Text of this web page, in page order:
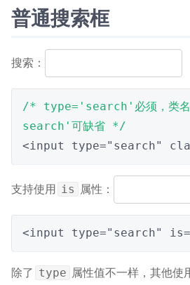
普通搜索框
搜索：
/* type='search'必须，类
search'可缺省 */
<input type="search"
支持使用 is 属性：
<input type="search"
除了 type 属性值不一样，其他使